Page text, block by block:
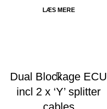
LÆS MERE
Dual Blockage ECU
incl 2 x ‘Y’ splitter